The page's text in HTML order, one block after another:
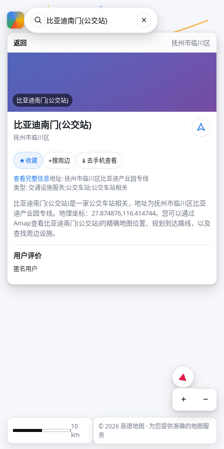
返回 抚州市临川区
比亚迪南门(公交站)
比亚迪南门(公交站)
抚州市临川区
★收藏 ⌖搜周边 📱 去手机查看
查看完整信息地址: 抚州市临川区比亚迪产业园专线
类型: 交通设施服务;公交车站;公交车站相关
比亚迪南门(公交站)是一家公交车站相关，地址为抚州市临川区比亚
迪产业园专线。地理坐标：27.874876,116.414744。您可以通过
Amap查看比亚迪南门(公交站)的精确地图位置、规划到达路线，以及
查找周边设施。
用户评价
匿名用户
+ −
10
km
© 2026 高德地图 · 为您提供准确的地图服
务